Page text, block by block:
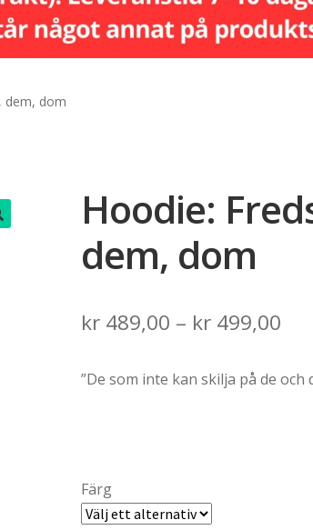
dem, dom
Hoodie:
dem, dom
kr489,00 – kr499,00Price
kr
”De som inte kan skilja på de och
Färg